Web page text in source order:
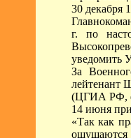
30 декабря
г. по
уведомить
За
лейтенант
(ЦГИА РФ,
14 июня
«Так как
ощущаются